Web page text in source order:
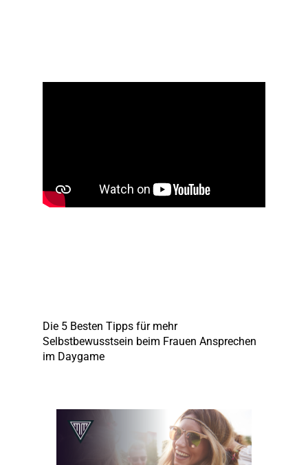
Die 5 Besten Tipps für mehr
Selbstbewusstsein beim Frauen Ansprechen
im Daygame